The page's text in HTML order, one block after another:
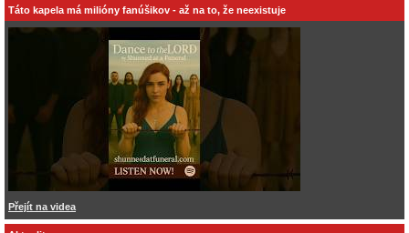
Táto kapela má milióny fanúšikov - až na to, že neexistuje
Přejít na videa